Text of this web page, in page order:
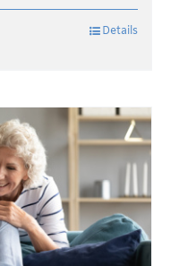
Details